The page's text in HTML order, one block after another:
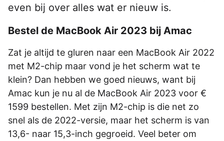
even bij over alles wat er nieuw is.
Bestel de MacBook Air 2023 bij Amac
Zat je altijd te gluren naar een MacBook Air 2022
met M2-chip maar vond je het scherm wat te
klein? Dan hebben we goed nieuws, want bij
Amac kun je nu al de MacBook Air 2023 voor €
1599 bestellen. Met zijn M2-chip is die net zo
snel als de 2022-versie, maar het scherm is van
13,6- naar 15,3-inch gegroeid. Veel beter om